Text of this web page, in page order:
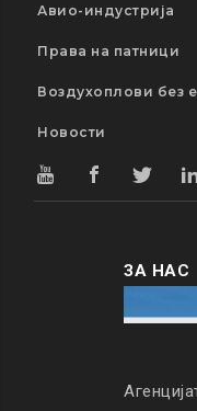
Авио-индустрија
Права на патници
Воздухоплови без
Новости
ЗА НАС